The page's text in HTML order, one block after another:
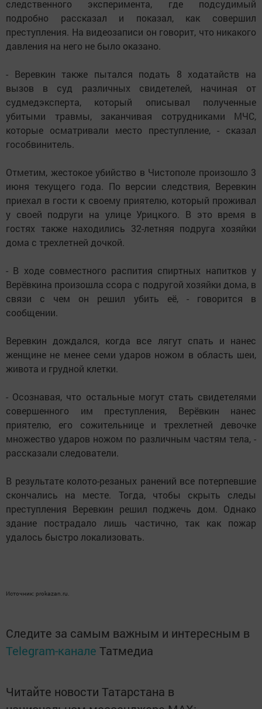
следственного эксперимента, где подсудимый
подробно рассказал и показал, как совершил
преступления. На видеозаписи он говорит, что никакого
давления на него не было оказано.
- Веревкин также пытался подать 8 ходатайств на
вызов в суд различных свидетелей, начиная от
судмедэксперта, который описывал полученные
убитыми травмы, заканчивая сотрудниками МЧС,
которые осматривали место преступление, - сказал
гособвинитель.
Отметим, жестокое убийство в Чистополе произошло 3
июня текущего года. По версии следствия, Веревкин
приехал в гости к своему приятелю, который проживал
у своей подруги на улице Урицкого. В это время в
гостях также находились 32-летняя подруга хозяйки
дома с трехлетней дочкой.
- В ходе совместного распития спиртных напитков у
Верёвкина произошла ссора с подругой хозяйки дома, в
связи с чем он решил убить её, - говорится в
сообщении.
Веревкин дождался, когда все лягут спать и нанес
женщине не менее семи ударов ножом в область шеи,
живота и грудной клетки.
- Осознавая, что остальные могут стать свидетелями
совершенного им преступления, Верёвкин нанес
приятелю, его сожительнице и трехлетней девочке
множество ударов ножом по различным частям тела, -
рассказали следователи.
В результате колото-резаных ранений все потерпевшие
скончались на месте. Тогда, чтобы скрыть следы
преступления Веревкин решил поджечь дом. Однако
здание пострадало лишь частично, так как пожар
удалось быстро локализовать.
Источник: prokazan.ru.
Следите за самым важным и интересным в
Telegram-канале Татмедиа
Читайте новости Татарстана в